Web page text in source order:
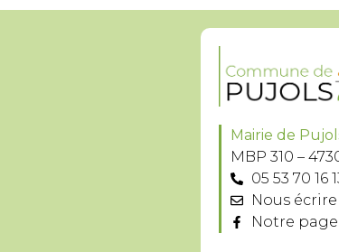
Mairie de
MBP 310 –
05 53 70 16
Nous écrire
Notre